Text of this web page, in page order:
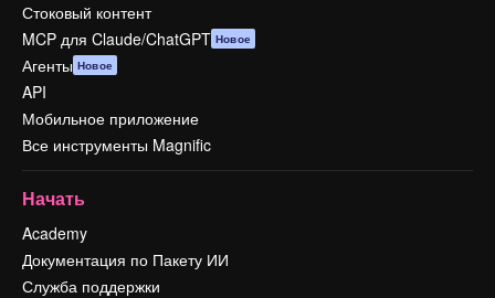
Стоковый контент
MCP для Claude/ChatGPT Новое
Агенты Новое
API
Мобильное приложение
Все инструменты Magnific
Начать
Academy
Документация по Пакету ИИ
Служба поддержки